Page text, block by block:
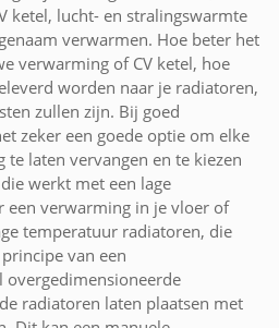
ketel, lucht- en stralingswarmte
verwarmen. Hoe beter het
verwarming of CV ketel, hoe
worden naar je radiatoren,
zullen zijn. Bij goed
zeker een goede optie om elke
laten vervangen en te kiezen
werkt met een lage
verwarming in je vloer of
temperatuur radiatoren, die
van een
radiatoren laten plaatsen met